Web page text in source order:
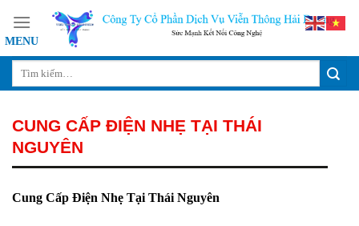
content
CUNG CẤP ĐIỆN NHẸ TẠI THÁI
NGUYÊN
Cung Cấp Điện Nhẹ Tại Thái Nguyên